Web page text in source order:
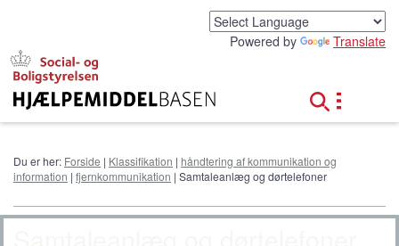
d
Powered by Translate
Du er her: Forside | Klassifikation | håndtering af kommunikation og
information | fjernkommunikation | Samtaleanlæg og dørtelefoner